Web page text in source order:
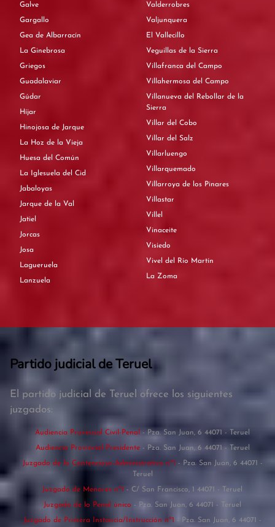
Galve
Gargallo
Gea de Albarracín
La Ginebrosa
Griegos
Guadalaviar
Gúdar
Híjar
Hinojosa de Jarque
La Hoz de la Vieja
Huesa del Común
La Iglesuela del Cid
Jabaloyas
Jarque de la Val
Jatiel
Jorcas
Josa
Lagueruela
Lanzuela
Valderrobres
Valjunquera
El Vallecillo
Veguillas de la Sierra
Villafranca del Campo
Villahermosa del Campo
Villanueva del Rebollar de la
Sierra
Villar del Cobo
Villar del Salz
Villarluengo
Villarquemado
Villarroya de los Pinares
Villastar
Villel
Vinaceite
Visiedo
Vivel del Río Martín
La Zoma
Partido judicial de Teruel
El partido judicial de Teruel ofrece los siguientes
juzgados:
Audiencia Provincial Civil-Penal - Pza. San Juan, 6 44071 - Teruel
Audiencia Provincial Presidente - Pza. San Juan, 6 44071 - Teruel
Juzgado de lo Contencioso-Administrativo nº1 - Pza. San Juan, 6 44071 -
Teruel
Juzgado de Menores nº1 - C/ San Francisco, 1 44071 - Teruel
Juzgado de lo Penal único - Pza. San Juan, 6 44071 - Teruel
Juzgado de Primera Instancia/Instrucción nº1 - Pza. San Juan, 6 44071 -